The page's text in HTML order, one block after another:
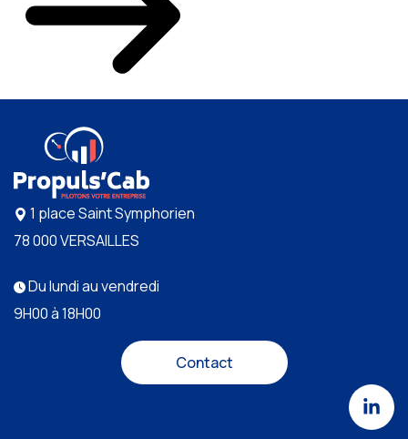
1 place Saint Symphorien
78 000 VERSAILLES
Du lundi au vendredi
9H00 à 18H00
Contact